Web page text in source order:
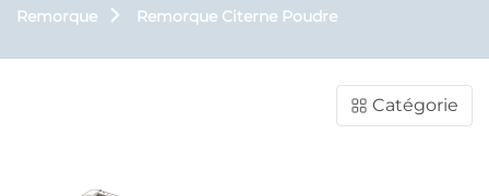
Remorque
Remorque Citerne Poudre
Catégorie